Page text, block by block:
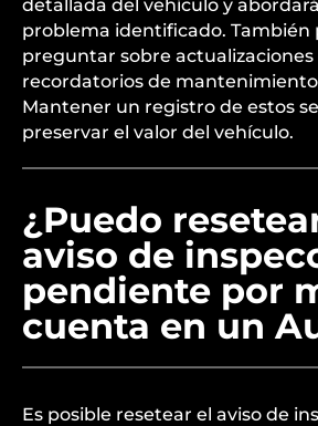
detallada del vehículo y
problema identificado. También
preguntar sobre
recordatorios de
Mantener un registro de estos
preservar el valor del vehículo.
¿Puedo
aviso de
pendiente por
cuenta en un
Es posible resetear el aviso de